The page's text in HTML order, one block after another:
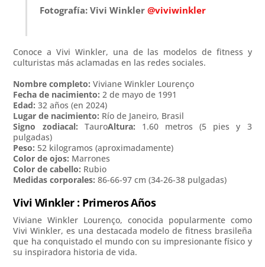
r
s
t
c
o
k
r
d
a
A
p
m
r
i
Fotografía: Vivi Winkler@viviwinkler
Conoce a Vivi Winkler, una de las modelos de fitness y
culturistas más aclamadas en las redes sociales.
Nombre completo: Viviane Winkler Lourenço
Fecha de nacimiento: 2 de mayo de 1991
Edad: 32 años (en 2024)
Lugar de nacimiento: Río de Janeiro, Brasil
Signo zodiacal: TauroAltura: 1.60 metros (5 pies y 3
pulgadas)
Peso: 52 kilogramos (aproximadamente)
Color de ojos: Marrones
Color de cabello: Rubio
Medidas corporales: 86-66-97 cm (34-26-38 pulgadas)
Vivi Winkler : Primeros Años
Viviane Winkler Lourenço, conocida popularmente como
Vivi Winkler, es una destacada modelo de fitness brasileña
que ha conquistado el mundo con su impresionante físico y
su inspiradora historia de vida.